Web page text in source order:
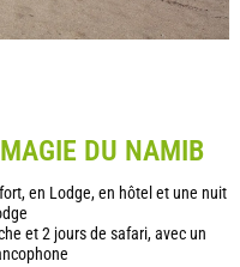
DU NAMIB
en Lodge, en hôtel et une nuit
et 2 jours de safari, avec un